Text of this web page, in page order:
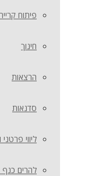
פיתוח
חינוך
הרצאות
סדנאות
ליווי פרטני
להרים